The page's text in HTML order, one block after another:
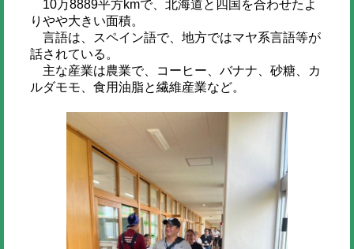
10万8889平方kmで、北海道と四国を合わせたよ
りやや大きい面積。
言語は、スペイン語で、地方ではマヤ系言語等が
話されている。
主な産業は農業で、コーヒー、バナナ、砂糖、カ
ルダモモ、食用油脂と繊維産業など。